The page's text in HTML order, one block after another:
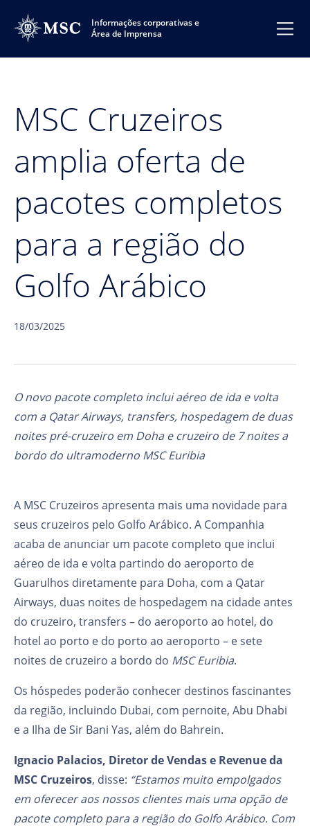
Informações corporativas e
Área de Imprensa
MSC Cruzeiros
amplia oferta de
pacotes completos
para a região do
Golfo Arábico
18/03/2025
O novo pacote completo inclui aéreo de ida e volta
com a Qatar Airways, transfers, hospedagem de duas
noites pré-cruzeiro em Doha e cruzeiro de 7 noites a
bordo do ultramoderno MSC Euribia
A MSC Cruzeiros apresenta mais uma novidade para
seus cruzeiros pelo Golfo Arábico. A Companhia
acaba de anunciar um pacote completo que inclui
aéreo de ida e volta partindo do aeroporto de
Guarulhos diretamente para Doha, com a Qatar
Airways, duas noites de hospedagem na cidade antes
do cruzeiro, transfers – do aeroporto ao hotel, do
hotel ao porto e do porto ao aeroporto – e sete
noites de cruzeiro a bordo do MSC Euribia.
Os hóspedes poderão conhecer destinos fascinantes
da região, incluindo Dubai, com pernoite, Abu Dhabi
e a Ilha de Sir Bani Yas, além do Bahrein.
Ignacio Palacios, Diretor de Vendas e Revenue da
MSC Cruzeiros, disse: “Estamos muito empolgados
em oferecer aos nossos clientes mais uma opção de
pacote completo para a região do Golfo Arábico. Com